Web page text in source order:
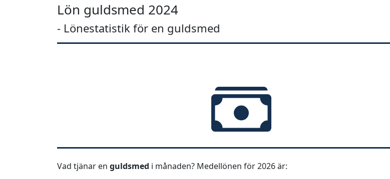
Lön guldsmed 2024
- Lönestatistik för en guldsmed
Vad tjänar en guldsmed i månaden? Medellönen för 2026 är: